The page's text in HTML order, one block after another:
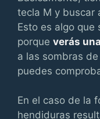
tecla M y buscar
Esto es algo que
porque verás
a las sombras
puedes
En el caso de la
hendiduras